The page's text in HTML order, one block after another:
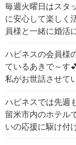
毎週火曜日はスタ
に安心して楽しく
員様と一緒に婚活
ハピネスの会員様
ているあきで～す
私がお世話させて
ハピネスでは先週
留米市内のホテル
いの応援に駆け付